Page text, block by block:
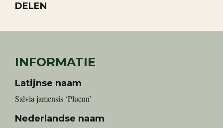
DELEN
INFORMATIE
Latijnse naam
Salvia jamensis ‘Pluenn’
Nederlandse naam